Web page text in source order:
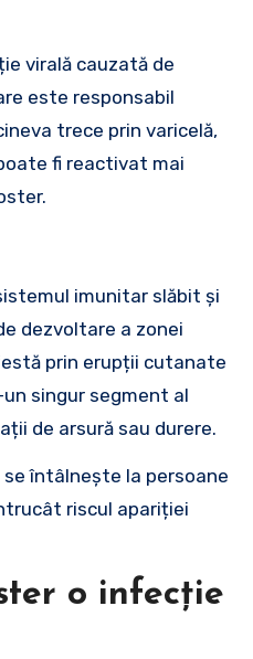
este responsabil
trece prin varicelă,
fi reactivat mai
imunitar slăbit și
dezvoltare a zonei
prin erupții cutanate
singur segment al
de arsură sau durere.
se întâlnește la persoane
riscul apariției
o infecție